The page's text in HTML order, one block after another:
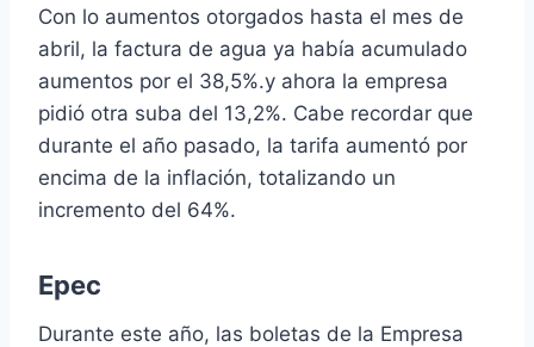
Con lo aumentos otorgados hasta el mes de
abril, la factura de agua ya había acumulado
aumentos por el 38,5%.y ahora la empresa
pidió otra suba del 13,2%. Cabe recordar que
durante el año pasado, la tarifa aumentó por
encima de la inflación, totalizando un
incremento del 64%.
Epec
Durante este año, las boletas de la Empresa